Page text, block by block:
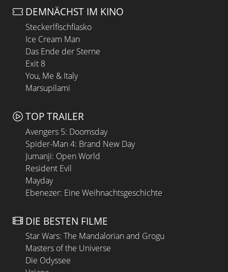
DEMNÄCHST IM KINO
Steckerlfischfiasko
Ice Cream Man
Das Ende der Sterne
Exit 8
You, Me & Italy
Marsupilami
TOP TRAILER
Avengers 5: Doomsday
Spider-Man 4: Brand New Day
Jumanji: Open World
Resident Evil
Mayday
Ebenezer: Eine Weihnachtsgeschichte
DIE BESTEN FILME
Star Wars: The Mandalorian and Grogu
Masters of the Universe
Die Odyssee